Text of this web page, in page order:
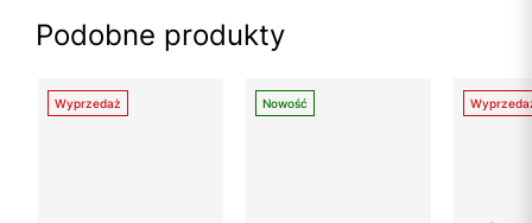
Podobne produkty
Wyprzedaż Nowość